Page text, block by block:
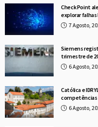
Check Point
explorar falhas
7 Agosto,
Siemens
trimestre de
6 Agosto,
Católica e
competências
6 Agosto,